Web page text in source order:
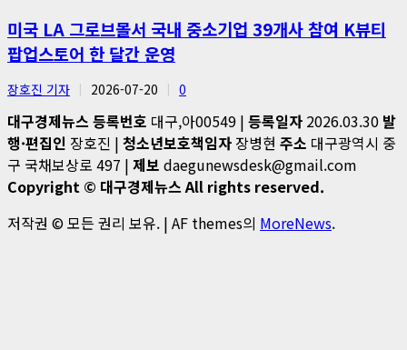
미국 LA 그로브몰서 국내 중소기업 39개사 참여 K뷰티
팝업스토어 한 달간 운영
장호진 기자 2026-07-20 0
대구경제뉴스 등록번호 대구,아00549 | 등록일자 2026.03.30 발
행·편집인 장호진 | 청소년보호책임자 장병현 주소 대구광역시 중
구 국채보상로 497 | 제보 daegunewsdesk@gmail.com
Copyright © 대구경제뉴스 All rights reserved.
저작권 © 모든 권리 보유. | AF themes의 MoreNews.